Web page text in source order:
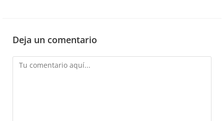
Deja un comentario